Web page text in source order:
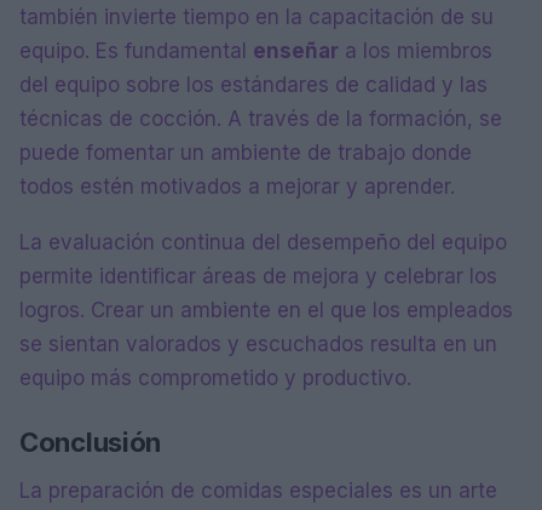
también invierte tiempo en la capacitación de su
equipo. Es fundamental enseñar a los miembros
del equipo sobre los estándares de calidad y las
técnicas de cocción. A través de la formación, se
puede fomentar un ambiente de trabajo donde
todos estén motivados a mejorar y aprender.
La evaluación continua del desempeño del equipo
permite identificar áreas de mejora y celebrar los
logros. Crear un ambiente en el que los empleados
se sientan valorados y escuchados resulta en un
equipo más comprometido y productivo.
Conclusión
La preparación de comidas especiales es un arte